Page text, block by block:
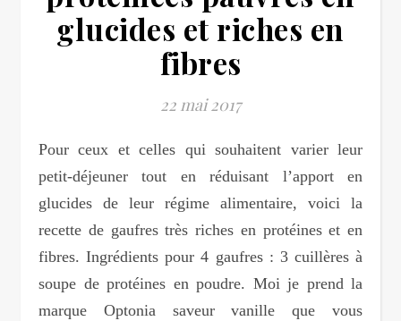
glucides et riches en
fibres
22 mai 2017
Pour ceux et celles qui souhaitent varier leur
petit-déjeuner tout en réduisant l’apport en
glucides de leur régime alimentaire, voici la
recette de gaufres très riches en protéines et en
fibres. Ingrédients pour 4 gaufres : 3 cuillères à
soupe de protéines en poudre. Moi je prend la
marque Optonia saveur vanille que vous